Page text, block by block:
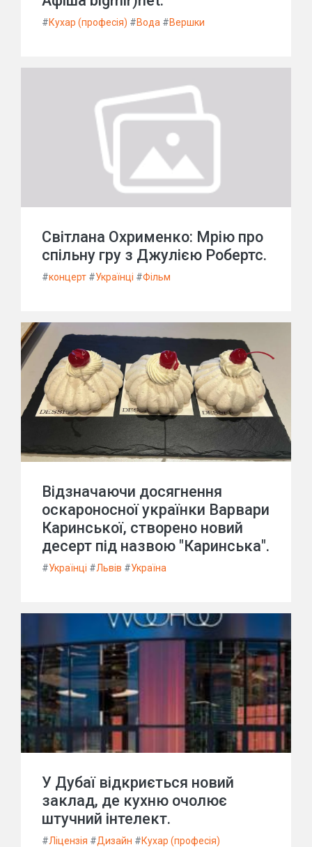
#Кухар (професія) #Вода #Вершки
Світлана Охрименко: Мрію про
спільну гру з Джулією Робертс.
#концерт #Українці #Фільм
Відзначаючи досягнення
оскароносної українки Варвари
Каринської, створено новий
десерт під назвою "Каринська".
#Українці #Львів #Україна
У Дубаї відкриється новий
заклад, де кухню очолює
штучний інтелект.
#Ліцензія #Дизайн #Кухар (професія)